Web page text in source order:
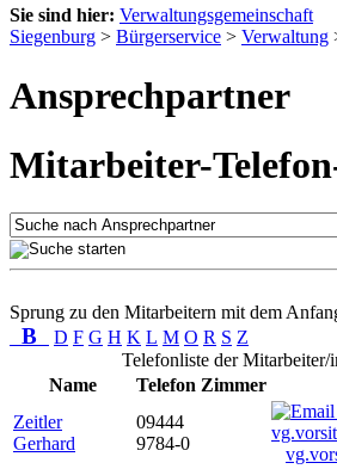
Sie sind hier: Verwaltungsgemeinschaft
Siegenburg > Bürgerservice > Verwaltung
Ansprechpartner
Mitarbeiter-
Sprung zu den Mitarbeitern mit dem
B D F G H K L M O R S Z
Telefonliste der Mitarbeiter/
Name
Telefon Zimmer
Zeitler
Gerhard
09444
9784-0